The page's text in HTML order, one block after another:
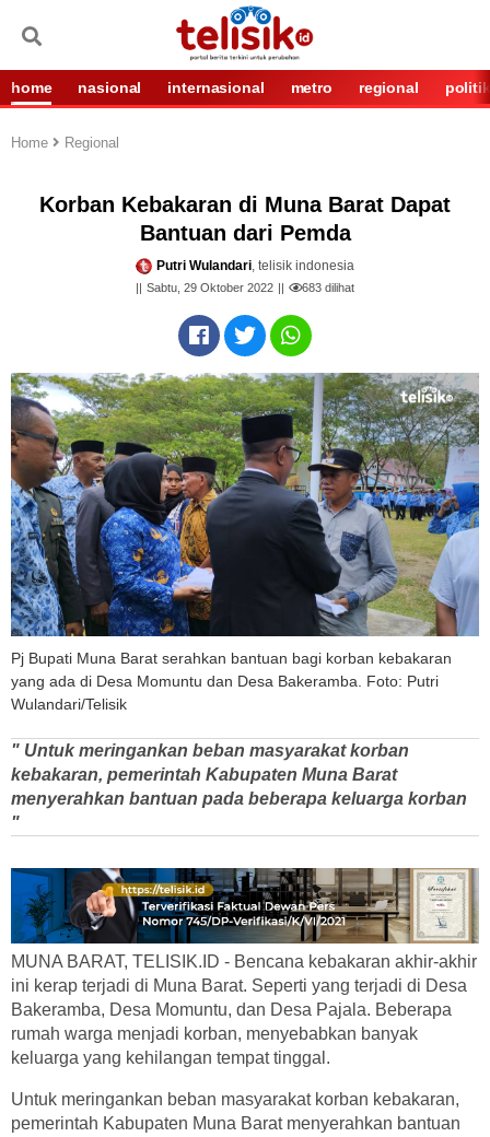
home nasional internasional metro regional politik
Home Regional
Korban Kebakaran di Muna Barat Dapat
Bantuan dari Pemda
Putri Wulandari, telisik indonesia
Sabtu, 29 Oktober 2022 683 dilihat
Pj Bupati Muna Barat serahkan bantuan bagi korban kebakaran
yang ada di Desa Momuntu dan Desa Bakeramba. Foto: Putri
Wulandari/Telisik
" Untuk meringankan beban masyarakat korban
kebakaran, pemerintah Kabupaten Muna Barat
menyerahkan bantuan pada beberapa keluarga korban
"
MUNA BARAT, TELISIK.ID - Bencana kebakaran akhir-akhir
ini kerap terjadi di Muna Barat. Seperti yang terjadi di Desa
Bakeramba, Desa Momuntu, dan Desa Pajala. Beberapa
rumah warga menjadi korban, menyebabkan banyak
keluarga yang kehilangan tempat tinggal.
Untuk meringankan beban masyarakat korban kebakaran,
pemerintah Kabupaten Muna Barat menyerahkan bantuan